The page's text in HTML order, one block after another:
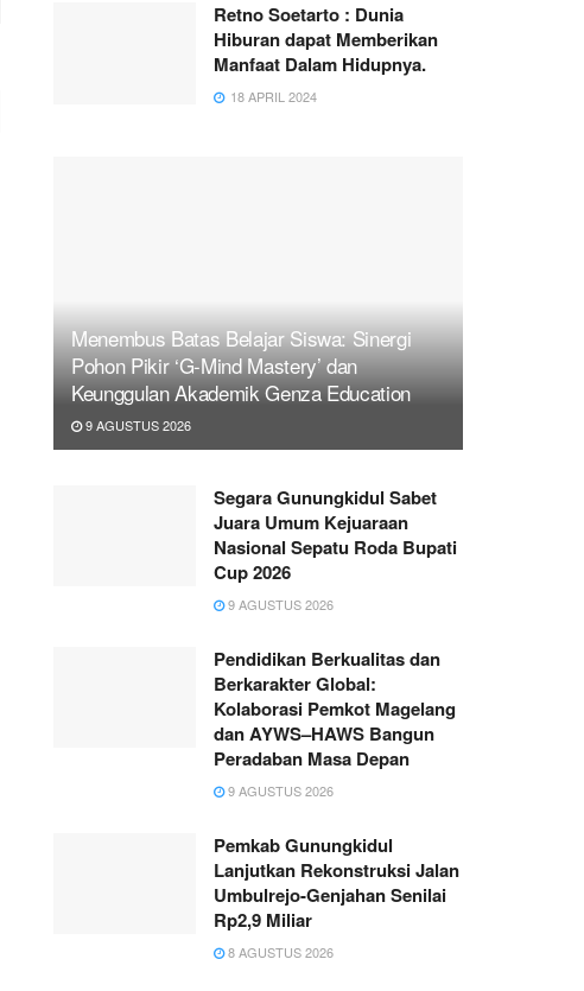
Retno Soetarto : Dunia
Hiburan dapat Memberikan
Manfaat Dalam Hidupnya.
18 APRIL 2024
Menembus Batas Belajar Siswa: Sinergi
Pohon Pikir ‘G-Mind Mastery’ dan
Keunggulan Akademik Genza Education
9 AGUSTUS 2026
Segara Gunungkidul Sabet
Juara Umum Kejuaraan
Nasional Sepatu Roda Bupati
Cup 2026
9 AGUSTUS 2026
Pendidikan Berkualitas dan
Berkarakter Global:
Kolaborasi Pemkot Magelang
dan AYWS–HAWS Bangun
Peradaban Masa Depan
9 AGUSTUS 2026
Pemkab Gunungkidul
Lanjutkan Rekonstruksi Jalan
Umbulrejo-Genjahan Senilai
Rp2,9 Miliar
8 AGUSTUS 2026